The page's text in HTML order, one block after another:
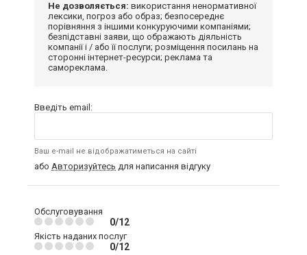
Не дозволяється: використання ненормативної
лексики, погроз або образ; безпосереднє
порівняння з іншими конкуруючими компаніями;
безпідставні заяви, що ображають діяльність
компанії і / або її послуги; розміщення посилань на
сторонні інтернет-ресурси; реклама та
самореклама.
Введіть email:
Ваш e-mail не відображатиметься на сайті
або Авторизуйтесь для написання відгуку
Обслуговування
0/12
Якість наданих послуг
0/12